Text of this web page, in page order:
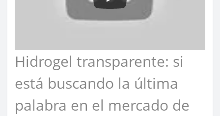
Hidrogel transparente: si
está buscando la última
palabra en el mercado de